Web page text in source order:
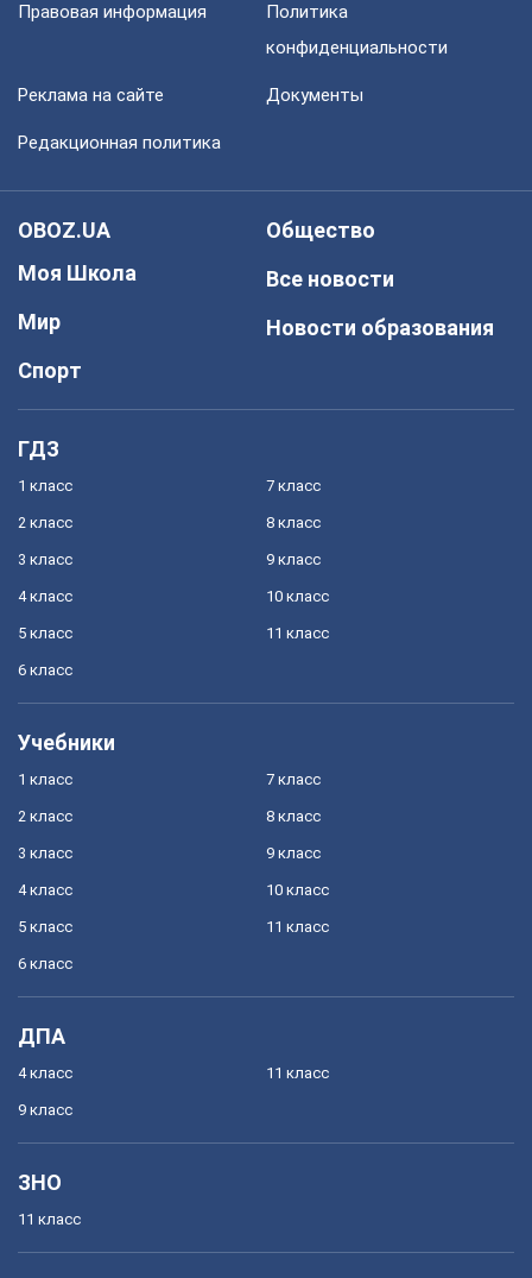
Правовая информация
Политика
конфиденциальности
Реклама на сайте Документы
Редакционная политика
OBOZ.UA
Моя Школа
Мир
Спорт
Общество
Все новости
Новости образования
ГДЗ
1 класс
2 класс
3 класс
4 класс
5 класс
6 класс
7 класс
8 класс
9 класс
10 класс
11 класс
Учебники
1 класс
2 класс
3 класс
4 класс
5 класс
6 класс
7 класс
8 класс
9 класс
10 класс
11 класс
ДПА
4 класс
9 класс
11 класс
ЗНО
11 класс